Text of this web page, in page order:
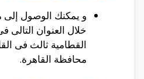
و يمكنك الوصول إلى
خلال العنوان
القطامية ثالث فى
محافظة القاهرة‬.